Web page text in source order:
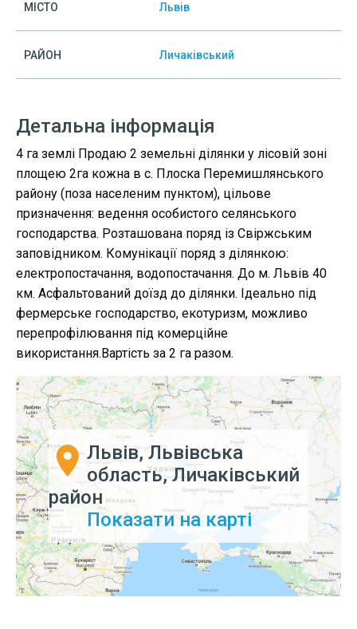
МІСТО Львів
РАЙОН Личаківський
Детальна інформація
4 га землі Продаю 2 земельні ділянки у лісовій зоні
площею 2га кожна в с. Плоска Перемишлянського
району (поза населеним пунктом), цільове
призначення: ведення особистого селянського
господарства. Розташована поряд із Свіржським
заповідником. Комунікації поряд з ділянкою:
електропостачання, водопостачання. До м. Львів 40
км. Асфальтований доїзд до ділянки. Ідеально під
фермерське господарство, екотуризм, можливо
перепрофілювання під комерційне
використання.Вартість за 2 га разом.
Львів, Львівська
область, Личаківський
район
Показати на карті